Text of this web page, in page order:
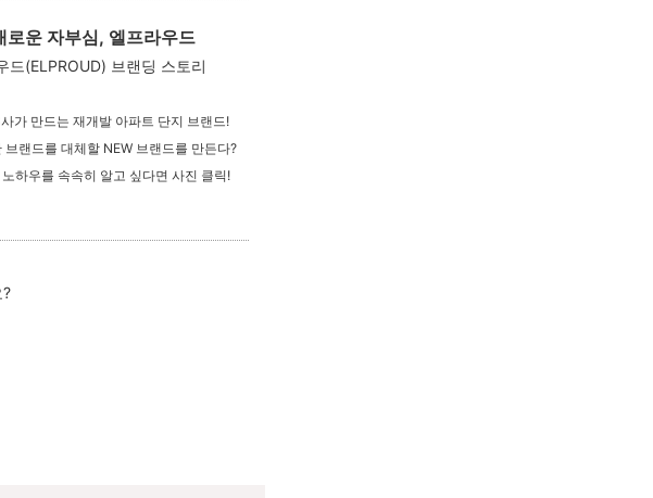
로운 자부심, 엘프라우드
드(ELPROUD) 브랜딩 스토리
가 만드는 재개발 아파트 단지 브랜드!
브랜드를 대체할 NEW 브랜드를 만든다?
하우를 속속히 알고 싶다면 사진 클릭!
?